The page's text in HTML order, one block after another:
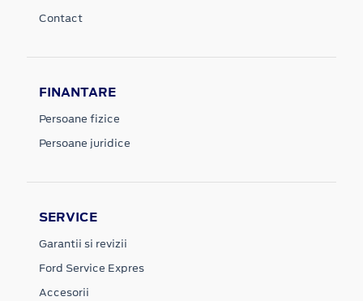
Contact
FINANTARE
Persoane fizice
Persoane juridice
SERVICE
Garantii si revizii
Ford Service Expres
Accesorii